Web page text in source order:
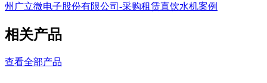
州广立微电子股份有限公司-采购租赁直饮水机案例
相关产品
查看全部产品